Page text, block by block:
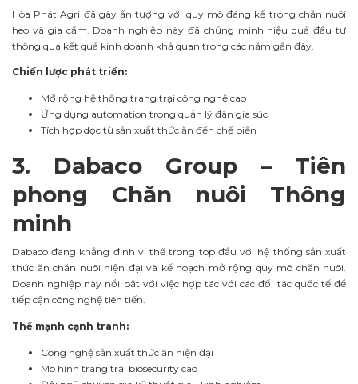
Hòa Phát Agri đã gây ấn tượng với quy mô đáng kể trong chăn nuôi
heo và gia cầm. Doanh nghiệp này đã chứng minh hiệu quả đầu tư
thông qua kết quả kinh doanh khả quan trong các năm gần đây.
Chiến lược phát triển:
Mở rộng hệ thống trang trại công nghệ cao
Ứng dụng automation trong quản lý đàn gia súc
Tích hợp dọc từ sản xuất thức ăn đến chế biến
3. Dabaco Group – Tiên
phong Chăn nuôi Thông
minh
Dabaco đang khẳng định vị thế trong top đầu với hệ thống sản xuất
thức ăn chăn nuôi hiện đại và kế hoạch mở rộng quy mô chăn nuôi.
Doanh nghiệp này nổi bật với việc hợp tác với các đối tác quốc tế để
tiếp cận công nghệ tiên tiến.
Thế mạnh cạnh tranh:
Công nghệ sản xuất thức ăn hiện đại
Mô hình trang trại biosecurity cao